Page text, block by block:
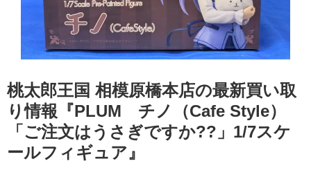
桃太郎王国 相模原橋本店の最新買い取
り情報『PLUM チノ（Cafe Style）
「ご注文はうさぎですか??」1/7スケ
ールフィギュア』